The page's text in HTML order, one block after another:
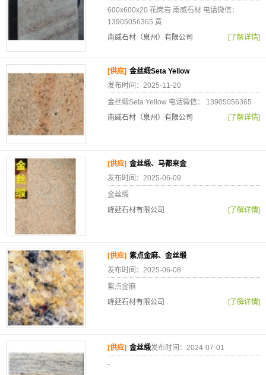
600x600x20 花岗岩 南威石材 电话微信：
13905056365 黄
南威石材（泉州）有限公司
[了解详情]
[供应] 金丝缎Seta Yellow
发布时间：2025-11-20
金丝缎Seta Yellow 电话微信： 13905056365
南威石材（泉州）有限公司
[了解详情]
[供应] 金丝缎、马都来金
发布时间：2025-06-09
金丝缎
峰延石材有限公司
[了解详情]
[供应] 紫点金麻、金丝缎
发布时间：2025-06-08
紫点金麻
峰延石材有限公司
[了解详情]
[供应] 金丝缎发布时间：2024-07-01
-